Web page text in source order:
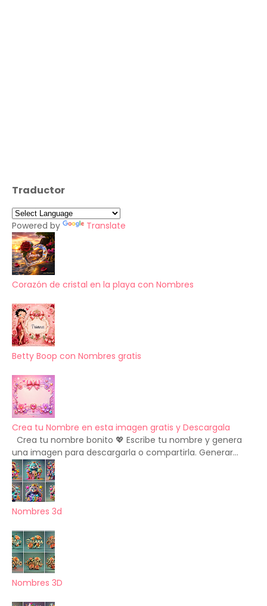
Traductor
Powered by Translate
Corazón de cristal en la playa con Nombres
Betty Boop con Nombres gratis
Crea tu Nombre en esta imagen gratis y Descargala
Crea tu nombre bonito 💖 Escribe tu nombre y genera
una imagen para descargarla o compartirla. Generar...
Nombres 3d
Nombres 3D